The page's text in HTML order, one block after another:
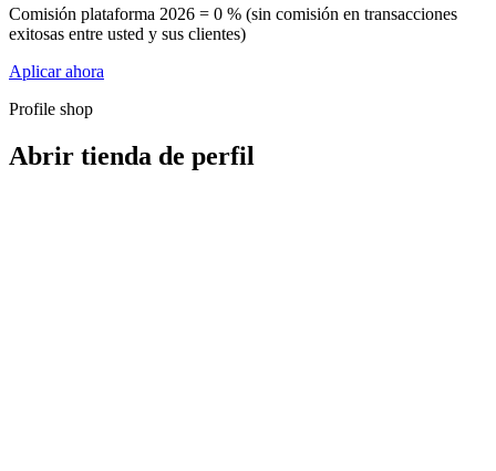
Comisión plataforma 2026 = 0 % (sin comisión en transacciones
exitosas entre usted y sus clientes)
Aplicar ahora
Profile shop
Abrir tienda de perfil